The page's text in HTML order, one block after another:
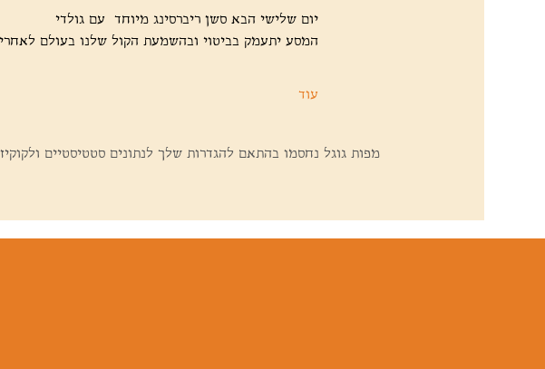
יום שלישי הבא סשן ריברסינג מיוחד  עם גולדי
המסע יתעמק בביטוי ובהשמעת הקול שלנו בעולם
עוד
מפות גוגל נחסמו בהתאם להגדרות שלך לנתונים סטטיסטיים ולקוקיז